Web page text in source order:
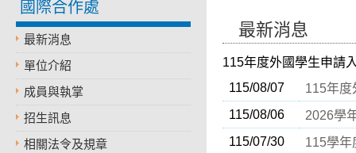
國際合作處
最新消息
單位介紹
成員與執掌
招生訊息
相關法令及規章
最新消息
115年度外國學生申請
115/08/07
115年度
115/08/06
2026學
115/07/30
115學年